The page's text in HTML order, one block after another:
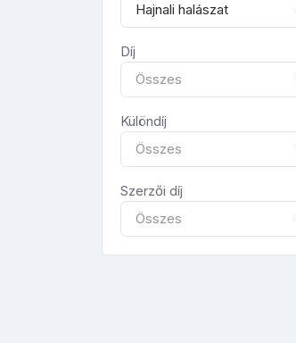
Hajnali halászat
Díj
Összes
Különdíj
Összes
Szerzői díj
Összes